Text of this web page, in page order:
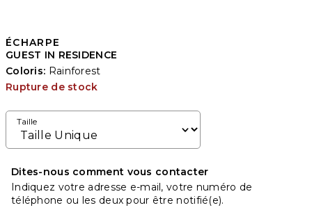
ÉCHARPE
GUEST IN RESIDENCE
Coloris: Rainforest
Rupture de stock
Taille
Dites-nous comment vous contacter
Indiquez votre adresse e-mail, votre numéro de
téléphone ou les deux pour être notifié(e).